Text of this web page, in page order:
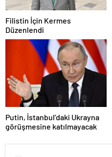
Filistin İçin Kermes
Düzenlendi
Putin, İstanbul’daki Ukrayna
görüşmesine katılmayacak